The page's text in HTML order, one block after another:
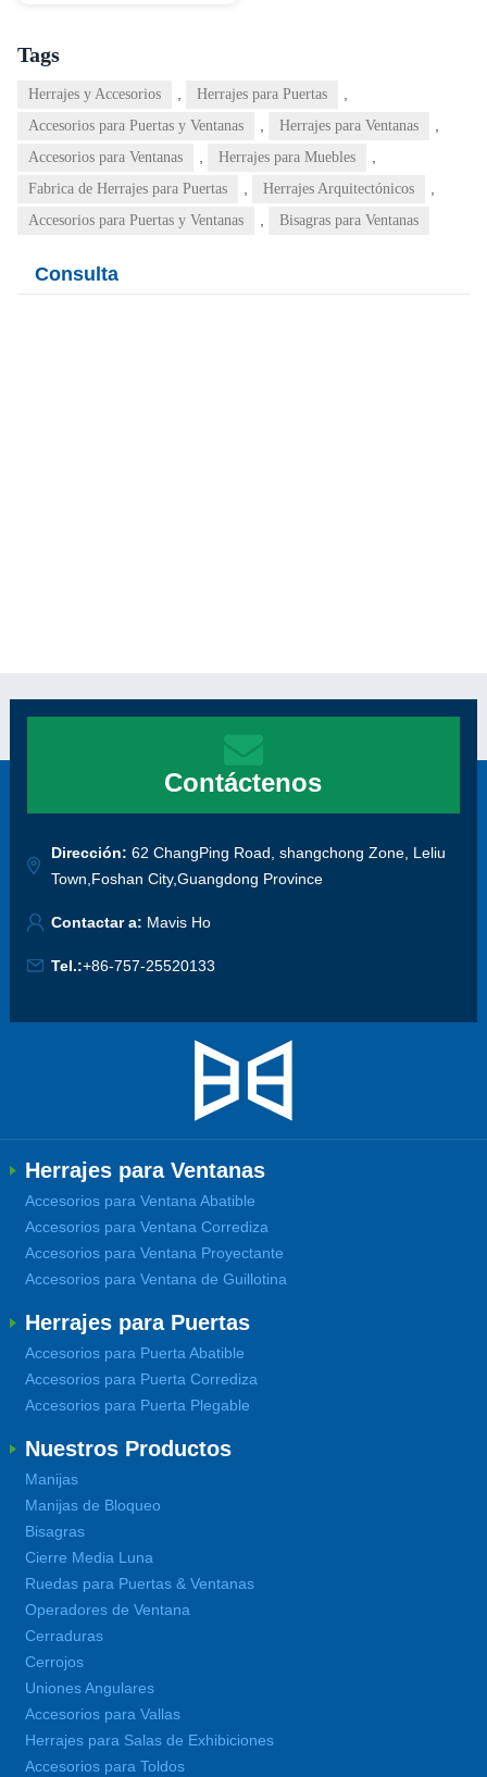
Tags
Herrajes y Accesorios Herrajes para Puertas
Accesorios para Puertas y Ventanas Herrajes para Ventanas
Accesorios para Ventanas Herrajes para Muebles
Fabrica de Herrajes para Puertas Herrajes Arquitectónicos
Accesorios para Puertas y Ventanas Bisagras para Ventanas
Consulta
Contáctenos
Dirección: 62 ChangPing Road, shangchong Zone, Leliu
Town,Foshan City,Guangdong Province
Contactar a: Mavis Ho
Tel.:+86-757-25520133
Herrajes para Ventanas
Accesorios para Ventana Abatible
Accesorios para Ventana Corrediza
Accesorios para Ventana Proyectante
Accesorios para Ventana de Guillotina
Herrajes para Puertas
Accesorios para Puerta Abatible
Accesorios para Puerta Corrediza
Accesorios para Puerta Plegable
Nuestros Productos
Manijas
Manijas de Bloqueo
Bisagras
Cierre Media Luna
Ruedas para Puertas & Ventanas
Operadores de Ventana
Cerraduras
Cerrojos
Uniones Angulares
Accesorios para Vallas
Herrajes para Salas de Exhibiciones
Accesorios para Toldos